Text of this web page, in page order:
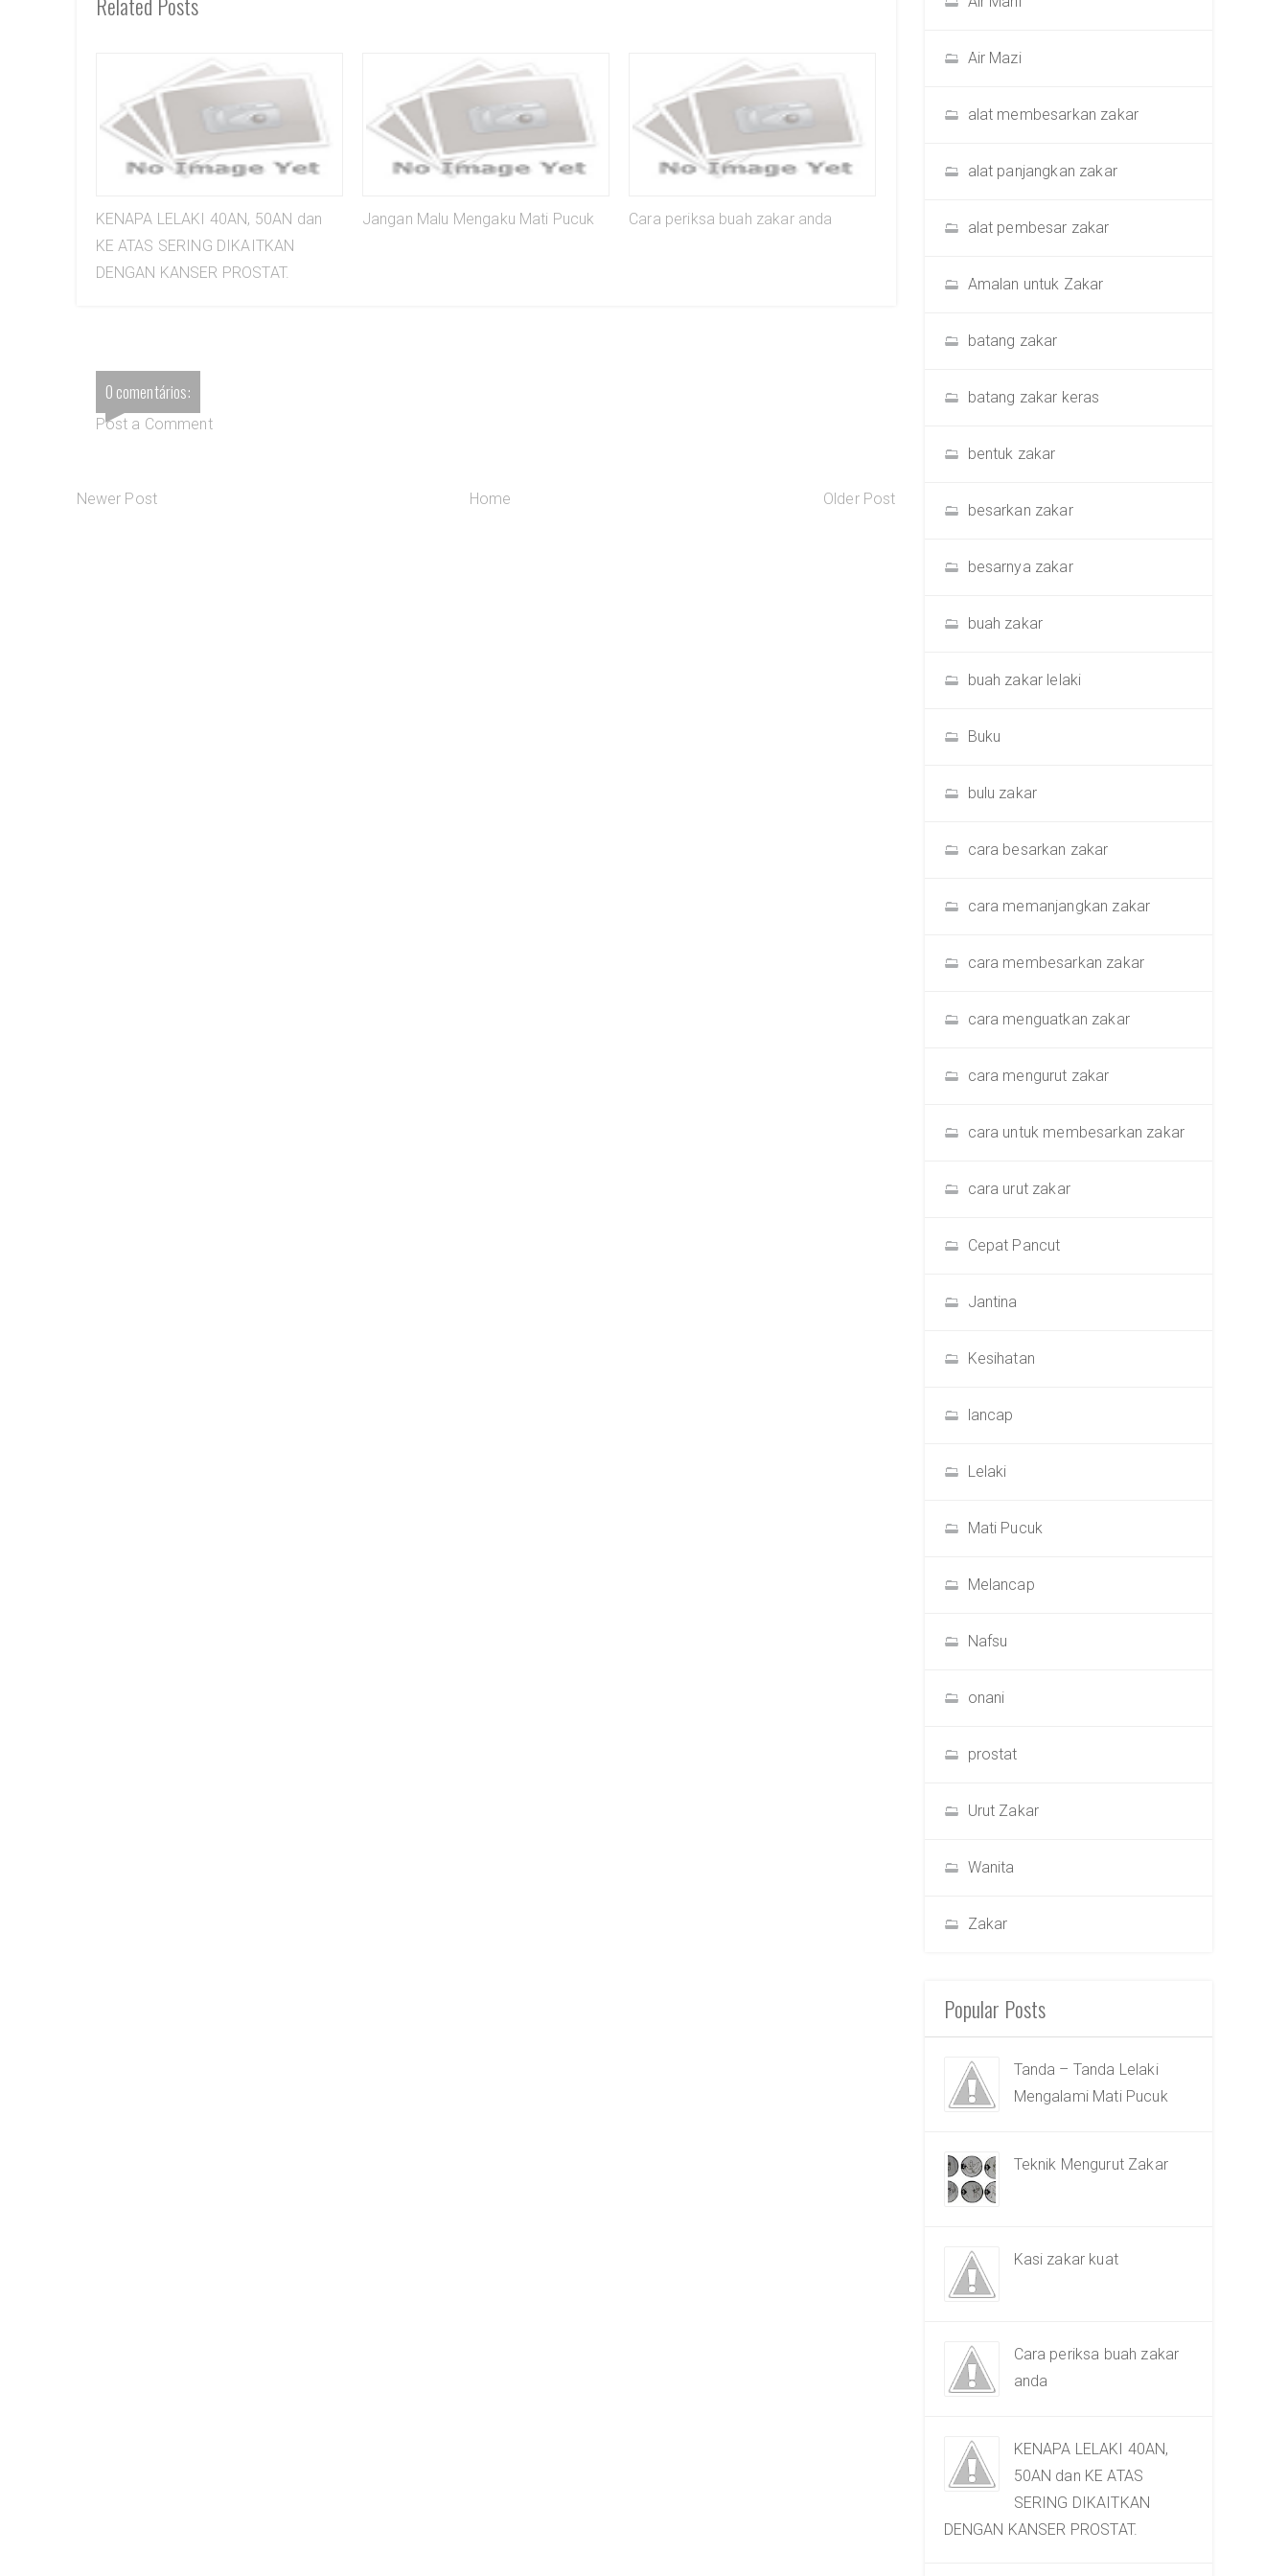
KENAPA LELAKI 40AN, 50AN dan
KE ATAS SERING DIKAITKAN
DENGAN KANSER PROSTAT.
Jangan Malu Mengaku Mati Pucuk Cara periksa buah zakar anda
0 comentários:
Post a Comment
Newer Post Home Older Post
Air Mazi
alat membesarkan zakar
alat panjangkan zakar
alat pembesar zakar
Amalan untuk Zakar
batang zakar
batang zakar keras
bentuk zakar
besarkan zakar
besarnya zakar
buah zakar
buah zakar lelaki
Buku
bulu zakar
cara besarkan zakar
cara memanjangkan zakar
cara membesarkan zakar
cara menguatkan zakar
cara mengurut zakar
cara untuk membesarkan zakar
cara urut zakar
Cepat Pancut
Jantina
Kesihatan
lancap
Lelaki
Mati Pucuk
Melancap
Nafsu
onani
prostat
Urut Zakar
Wanita
Zakar
Popular Posts
Tanda – Tanda Lelaki
Mengalami Mati Pucuk
Teknik Mengurut Zakar
Kasi zakar kuat
Cara periksa buah zakar
anda
KENAPA LELAKI 40AN,
50AN dan KE ATAS
SERING DIKAITKAN
DENGAN KANSER PROSTAT.